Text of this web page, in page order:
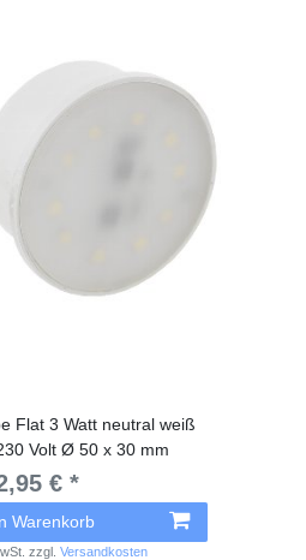
Flat 3 Watt neutral weiß
Volt Ø 50 x 30 mm
€ *
Warenkorb
zzgl.Versandkosten